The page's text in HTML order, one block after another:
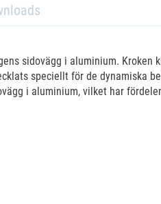
sidovägg i aluminium.
speciellt för de dynamiska
i aluminium, vilket har